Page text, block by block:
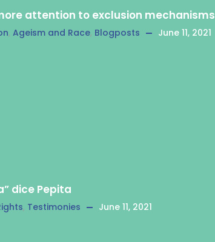
attention to exclusion mechanisms
, Ageism and Race, Blogposts June 11, 2021
dice Pepita
, Testimonies June 11, 2021